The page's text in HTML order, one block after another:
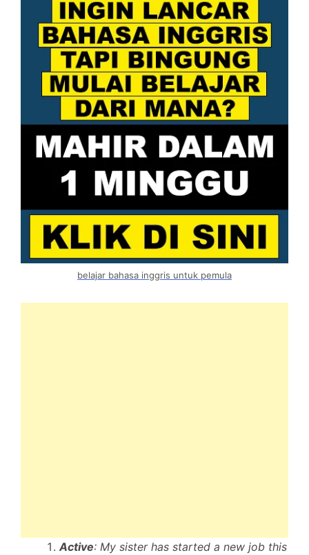
belajar bahasa inggris untuk pemula
Active: My sister has started a new job this